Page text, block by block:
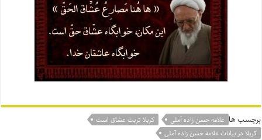
برچسب ها علامه حسن زاده آملی
کربلا تربت عشاق است
کربلا در بیانات علامه حسن زاده آملی